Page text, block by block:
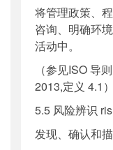
将管理政策、
咨询、明确环
活动中。
（参见ISO 导
2013,定义 4.1）
5.5 风险辨识
发现、确认和